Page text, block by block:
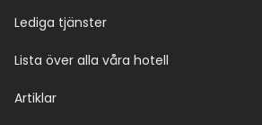
Lediga tjänster
Lista över alla våra hotell
Artiklar